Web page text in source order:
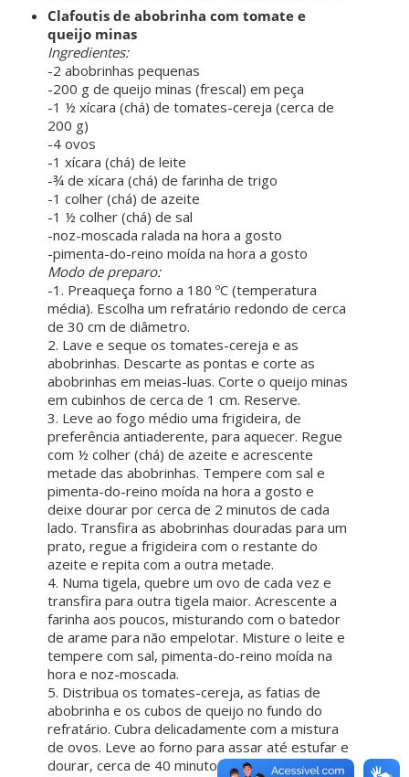
Clafoutis de abobrinha com tomate e
queijo minas
Ingredientes:
-2 abobrinhas pequenas
-200 g de queijo minas (frescal) em peça
-1 ½ xícara (chá) de tomates-cereja (cerca de
200 g)
-4 ovos
-1 xícara (chá) de leite
-¾ de xícara (chá) de farinha de trigo
-1 colher (chá) de azeite
-1 ½ colher (chá) de sal
-noz-moscada ralada na hora a gosto
-pimenta-do-reino moída na hora a gosto
Modo de preparo:
-1. Preaqueça forno a 180 ºC (temperatura
média). Escolha um refratário redondo de cerca
de 30 cm de diâmetro.
2. Lave e seque os tomates-cereja e as
abobrinhas. Descarte as pontas e corte as
abobrinhas em meias-luas. Corte o queijo minas
em cubinhos de cerca de 1 cm. Reserve.
3. Leve ao fogo médio uma frigideira, de
preferência antiaderente, para aquecer. Regue
com ½ colher (chá) de azeite e acrescente
metade das abobrinhas. Tempere com sal e
pimenta-do-reino moída na hora a gosto e
deixe dourar por cerca de 2 minutos de cada
lado. Transfira as abobrinhas douradas para um
prato, regue a frigideira com o restante do
azeite e repita com a outra metade.
4. Numa tigela, quebre um ovo de cada vez e
transfira para outra tigela maior. Acrescente a
farinha aos poucos, misturando com o batedor
de arame para não empelotar. Misture o leite e
tempere com sal, pimenta-do-reino moída na
hora e noz-moscada.
5. Distribua os tomates-cereja, as fatias de
abobrinha e os cubos de queijo no fundo do
refratário. Cubra delicadamente com a mistura
de ovos. Leve ao forno para assar até estufar e
dourar, cerca de 40 minutos ou até que fique